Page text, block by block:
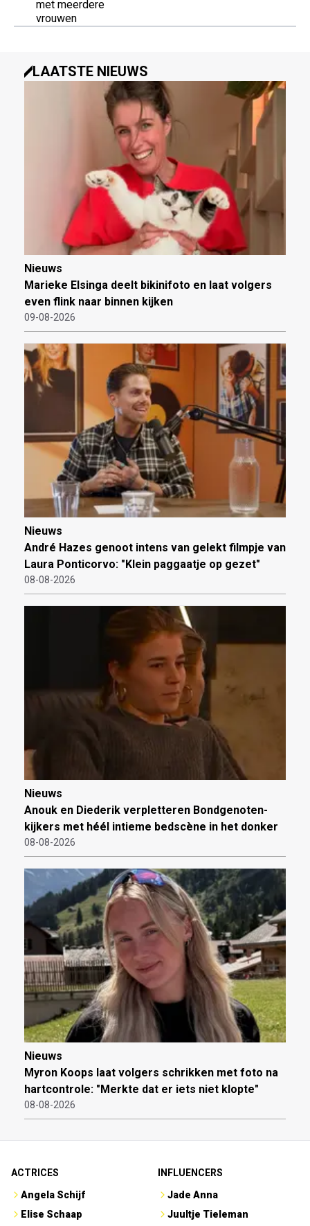
met meerdere
vrouwen
LAATSTE NIEUWS
Nieuws
Marieke Elsinga deelt bikinifoto en laat volgers
even flink naar binnen kijken
09-08-2026
Nieuws
André Hazes genoot intens van gelekt filmpje van
Laura Ponticorvo: "Klein paggaatje op gezet"
08-08-2026
Nieuws
Anouk en Diederik verpletteren Bondgenoten-
kijkers met héél intieme bedscène in het donker
08-08-2026
Nieuws
Myron Koops laat volgers schrikken met foto na
hartcontrole: "Merkte dat er iets niet klopte"
08-08-2026
ACTRICES
Angela Schijf
Elise Schaap
INFLUENCERS
Jade Anna
Juultje Tieleman